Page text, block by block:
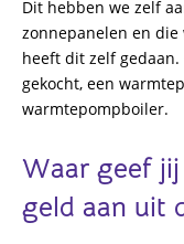
Dit hebben we zelf
zonnepanelen en
heeft dit zelf
gekocht, een
warmtepompboiler.
Waar geef
geld aan uit